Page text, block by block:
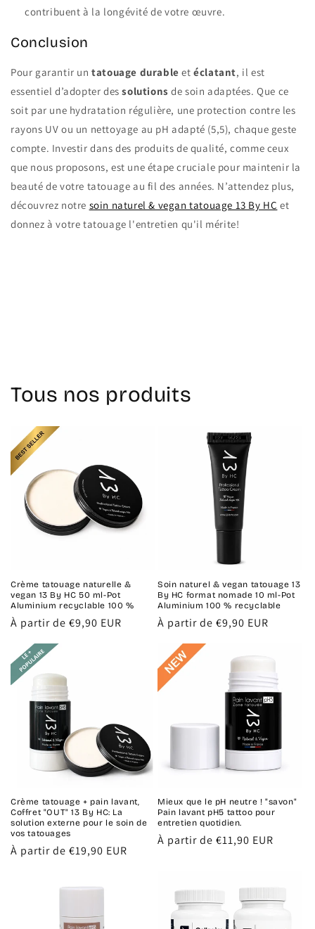
contribuent à la longévité de votre œuvre.
Conclusion
Pour garantir untatouage durable etéclatant, il est
essentiel d’adopter dessolutions de soin adaptées. Que ce
soit par une hydratation régulière, une protection contre les
rayons UV ou un nettoyage au pH adapté (5,5), chaque geste
compte. Investir dans des produits de qualité, comme ceux
que nous proposons, est une étape cruciale pour maintenir la
beauté de votre tatouage au fil des années. N’attendez plus,
découvrez notre soin naturel & vegan tatouage 13 By HC et
donnez à votre tatouage l'entretien qu'il mérite!
Tous nos produits
Crème tatouage naturelle &
vegan 13 By HC 50 ml-Pot
Aluminium recyclable 100 %
Prix
habituel
À partir de €9,90 EUR
Soin naturel & vegan tatouage 13
By HC format nomade 10 ml-Pot
Aluminium 100 % recyclable
Prix
habituel
À partir de €9,90 EUR
Crème tatouage + pain lavant,
Coffret "OUT" 13 By HC: La
solution externe pour le soin de
vos tatouages
Prix
À partir de €19,90 EUR
Mieux que le pH neutre ! "savon"
Pain lavant pH5 tattoo pour
entretien quotidien.
Prix
À partir de €11,90 EUR